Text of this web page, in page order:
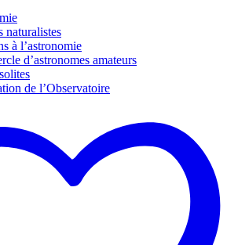
naturalistes
à l’astronomie
d’astronomes amateurs
de l’Observatoire